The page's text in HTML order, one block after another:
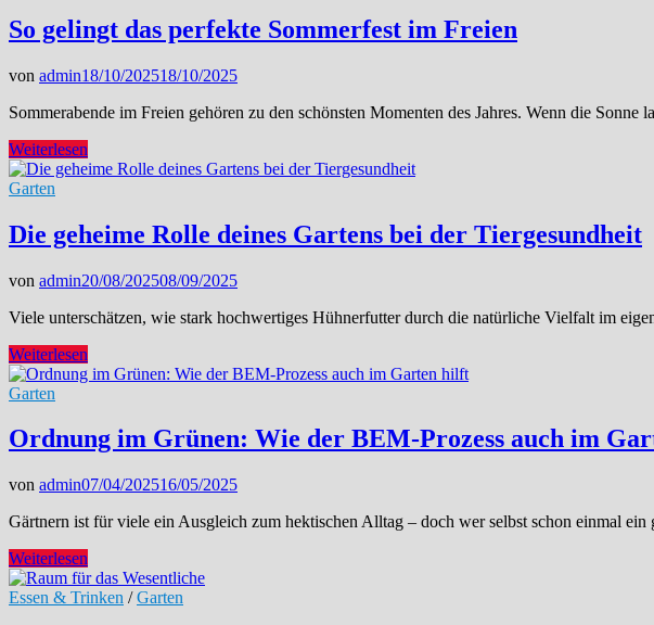
perfekte
Sonnensegel
individuell
für
Ihr
Zuhause
So gelingt das perfekte Sommerfest im Freien
von admin18/10/202518/10/2025
Sommerabende im Freien gehören zu den schönsten Momenten des Jahres. Wenn die
So
gelingt
das
Sommerfest
im
Weiterlesen
Garten
Die geheime Rolle deines Gartens bei der Tiergesundheit
von admin20/08/202508/09/2025
Viele unterschätzen, wie stark hochwertiges Hühnerfutter durch die natürliche Vielfalt im
Die
geheime
Rolle
Gartens
bei
Tiergesundheit
Weiterlesen
Garten
Ordnung im Grünen: Wie der BEM-Prozess auch im
von admin07/04/202516/05/2025
Gärtnern ist für viele ein Ausgleich zum hektischen Alltag – doch wer selbst schon einmal
Ordnung
im
Grünen:
Weiterlesen
Essen & Trinken /Garten